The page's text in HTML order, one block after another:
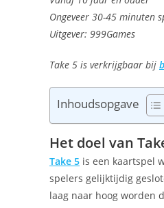
Ongeveer 30-45 minuten
Uitgever: 999Games
Take 5 is verkrijgbaar bij
Inhoudsopgave
Het doel van
Take 5 is een kaartspel
spelers gelijktijdig
laag naar hoog worden